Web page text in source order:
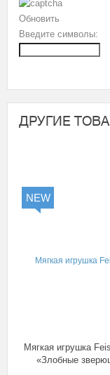
Обновить
Введите символы:
ДРУГИЕ
NEW
Мягкая игрушка
«Злобные